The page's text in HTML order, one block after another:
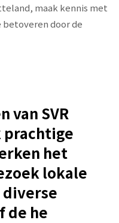
maak kennis met
door de
van SVR
prachtige
het
lokale
de he